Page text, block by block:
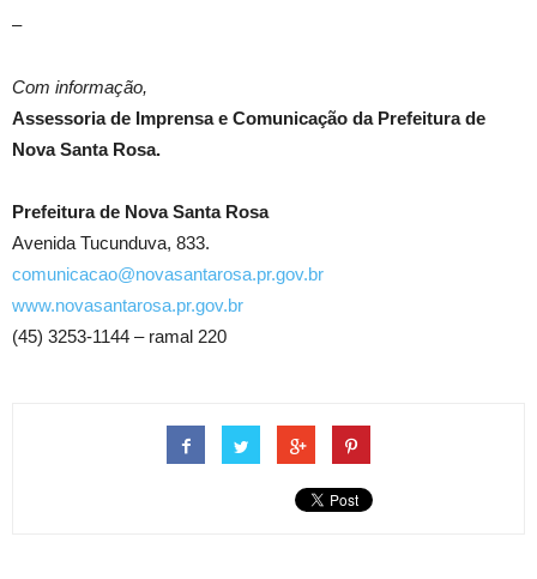
–
Com informação,
Assessoria de Imprensa e Comunicação da Prefeitura de
Nova Santa Rosa.
Prefeitura de Nova Santa Rosa
Avenida Tucunduva, 833.
comunicacao@novasantarosa.pr.gov.br
www.novasantarosa.pr.gov.br
(45) 3253-1144 – ramal 220